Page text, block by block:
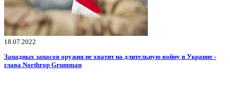
18.07.2022
Западных запасов оружия не хватит на длительную войну в Украине -
глава Northrop Grumman